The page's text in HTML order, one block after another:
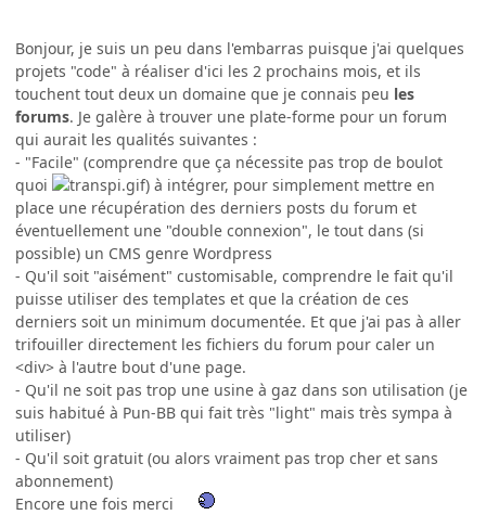
Bonjour, je suis un peu dans l'embarras puisque j'ai quelques
projets "code" à réaliser d'ici les 2 prochains mois, et ils
touchent tout deux un domaine que je connais peu les
forums. Je galère à trouver une plate-forme pour un forum
qui aurait les qualités suivantes :
- "Facile" (comprendre que ça nécessite pas trop de boulot
quoi
) à intégrer, pour simplement mettre en
place une récupération des derniers posts du forum et
éventuellement une "double connexion", le tout dans (si
possible) un CMS genre Wordpress
- Qu'il soit "aisément" customisable, comprendre le fait qu'il
puisse utiliser des templates et que la création de ces
derniers soit un minimum documentée. Et que j'ai pas à aller
trifouiller directement les fichiers du forum pour caler un
<div> à l'autre bout d'une page.
- Qu'il ne soit pas trop une usine à gaz dans son utilisation (je
suis habitué à Pun-BB qui fait très "light" mais très sympa à
utiliser)
- Qu'il soit gratuit (ou alors vraiment pas trop cher et sans
abonnement)
Encore une fois merci